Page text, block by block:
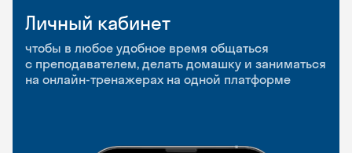
Личный кабинет
чтобы в любое удобное время общаться
с преподавателем, делать домашку и заниматься
на онлайн-тренажерах на одной платформе
Мобильное
приложение
чтобы заниматься и изучать новые слова где
и когда удобно
Разговорные клубы
и Talks
Групповые занятия для разговорной практики
и индивидуальные встречи с преподавателями